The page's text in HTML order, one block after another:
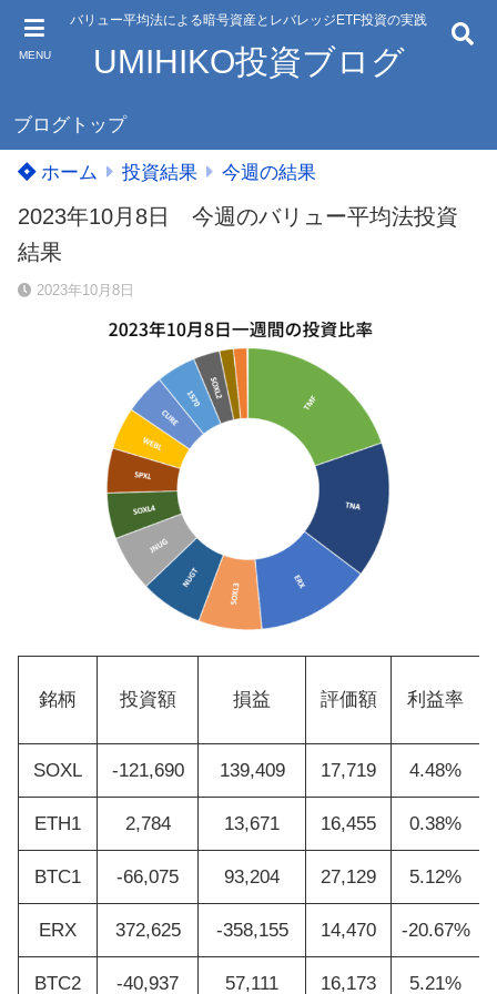
MENU
バリュー平均法による暗号資産とレバレッジETF投資の実践
UMIHIKO投資ブログ
ブログトップ
ホーム 投資結果 今週の結果
2023年10月8日 今週のバリュー平均法投資
結果
2023年10月8日
銘柄 投資額 損益 評価額 利益率
SOXL -121,690 139,409 17,719 4.48%
ETH1 2,784 13,671 16,455 0.38%
BTC1 -66,075 93,204 27,129 5.12%
ERX 372,625 -358,155 14,470 -20.67%
BTC2 -40,937 57,111 16,173 5.21%